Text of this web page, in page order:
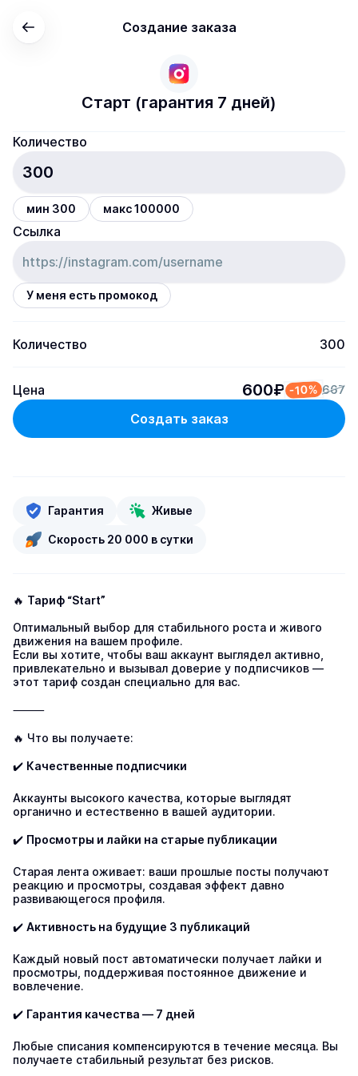
Создание заказа
Старт (гарантия 7 дней)
Количество
мин 300 макс 100000
Ссылка
У меня есть промокод
Количество 300
Цена 600₽ -10% 667
Создать заказ
Гарантия Живые
Скорость 20 000 в сутки
🔥 Тариф “Start”
Оптимальный выбор для стабильного роста и живого
движения на вашем профиле.
Если вы хотите, чтобы ваш аккаунт выглядел активно,
привлекательно и вызывал доверие у подписчиков —
этот тариф создан специально для вас.
⸻
🔥 Что вы получаете:
✔️ Качественные подписчики
Аккаунты высокого качества, которые выглядят
органично и естественно в вашей аудитории.
✔️ Просмотры и лайки на старые публикации
Старая лента оживает: ваши прошлые посты получают
реакцию и просмотры, создавая эффект давно
развивающегося профиля.
✔️ Активность на будущие 3 публикаций
Каждый новый пост автоматически получает лайки и
просмотры, поддерживая постоянное движение и
вовлечение.
✔️ Гарантия качества — 7 дней
Любые списания компенсируются в течение месяца. Вы
получаете стабильный результат без рисков.